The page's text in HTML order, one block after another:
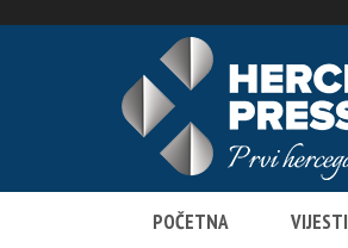
POČETNA VIJESTI